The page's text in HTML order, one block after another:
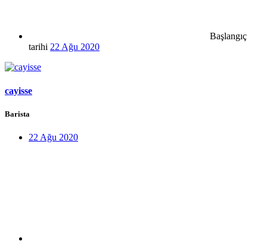
Başlangıç
tarihi 22 Ağu 2020
cayisse
Barista
22 Ağu 2020